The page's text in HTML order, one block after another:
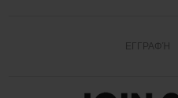
ΕΓΓΡΑΦΉ